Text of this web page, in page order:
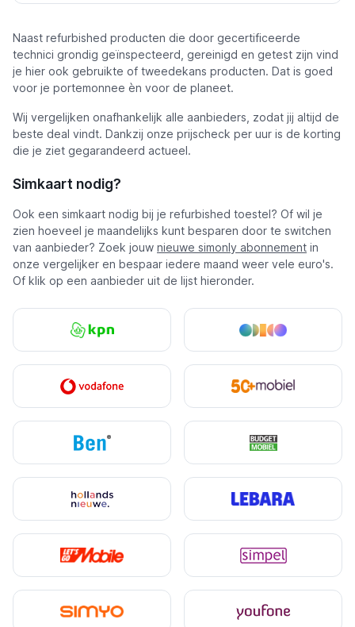
Naast refurbished producten die door gecertificeerde
technici grondig geïnspecteerd, gereinigd en getest zijn vind
je hier ook gebruikte of tweedekans producten. Dat is goed
voor je portemonnee èn voor de planeet.
Wij vergelijken onafhankelijk alle aanbieders, zodat jij altijd de
beste deal vindt. Dankzij onze prijscheck per uur is de korting
die je ziet gegarandeerd actueel.
Simkaart nodig?
Ook een simkaart nodig bij je refurbished toestel? Of wil je
zien hoeveel je maandelijks kunt besparen door te switchen
van aanbieder? Zoek jouw nieuwe simonly abonnement in
onze vergelijker en bespaar iedere maand weer vele euro's.
Of klik op een aanbieder uit de lijst hieronder.